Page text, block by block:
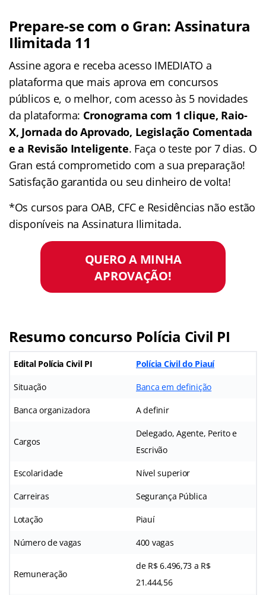
Prepare-se com o Gran: Assinatura
Ilimitada 11
Assine agora e receba acesso IMEDIATO a
plataforma que mais aprova em concursos
públicos e, o melhor, com acesso às 5 novidades
da plataforma: Cronograma com 1 clique, Raio-
X, Jornada do Aprovado, Legislação Comentada
e a Revisão Inteligente. Faça o teste por 7 dias. O
Gran está comprometido com a sua preparação!
Satisfação garantida ou seu dinheiro de volta!
*Os cursos para OAB, CFC e Residências não estão
disponíveis na Assinatura Ilimitada.
QUERO A MINHA
APROVAÇÃO!
Resumo concurso Polícia Civil PI
Edital Polícia Civil PI Polícia Civil do Piauí
Situação Banca em definição
Banca organizadora A definir
Cargos
Delegado, Agente, Perito e
Escrivão
Escolaridade Nível superior
Carreiras Segurança Pública
Lotação Piauí
Número de vagas 400 vagas
Remuneração
de R$ 6.496,73 a R$
21.444,56